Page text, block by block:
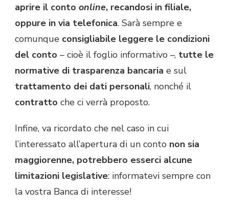
aprire il conto online, recandosi in filiale,
oppure in via telefonica. Sarà sempre e
comunque consigliabile leggere le condizioni
del conto – cioè il foglio informativo –, tutte le
normative di trasparenza bancaria e sul
trattamento dei dati personali, nonché il
contratto che ci verrà proposto.
Infine, va ricordato che nel caso in cui
l’interessato all’apertura di un conto non sia
maggiorenne, potrebbero esserci alcune
limitazioni legislative: informatevi sempre con
la vostra Banca di interesse!